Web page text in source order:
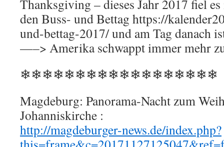
Thanksgiving – dieses Jahr 2017 fiel
den Buss- und Bettag https://
und-bettag-2017/ und am Tag danach
—–> Amerika schwappt immer mehr
❄❄❄❄❄❄❄❄❄❄❄❄❄❄❄❄❄❄
Magdeburg: Panorama-Nacht zum
Johanniskirche :
http://magdeburger-news.de/index.php?